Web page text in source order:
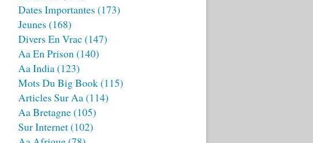
Dates Importantes (173)
Jeunes (168)
Divers En Vrac (147)
Aa En Prison(140)
Aa India(123)
Mots Du Big Book(115)
Articles Sur Aa(114)
Aa Bretagne(105)
Sur Internet(102)